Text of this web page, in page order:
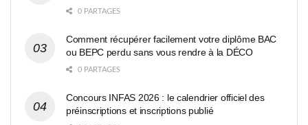
0 PARTAGES
Comment récupérer facilement votre diplôme BAC
ou BEPC perdu sans vous rendre à la DÉCO
0 PARTAGES
Concours INFAS 2026 : le calendrier officiel des
préinscriptions et inscriptions publié